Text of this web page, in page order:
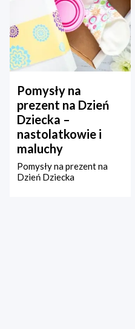
Pomysły na
prezent na Dzień
Dziecka –
nastolatkowie i
maluchy
Pomysły na prezent na
Dzień Dziecka